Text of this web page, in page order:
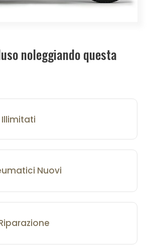
noleggiando questa
Illimitati
Nuovi